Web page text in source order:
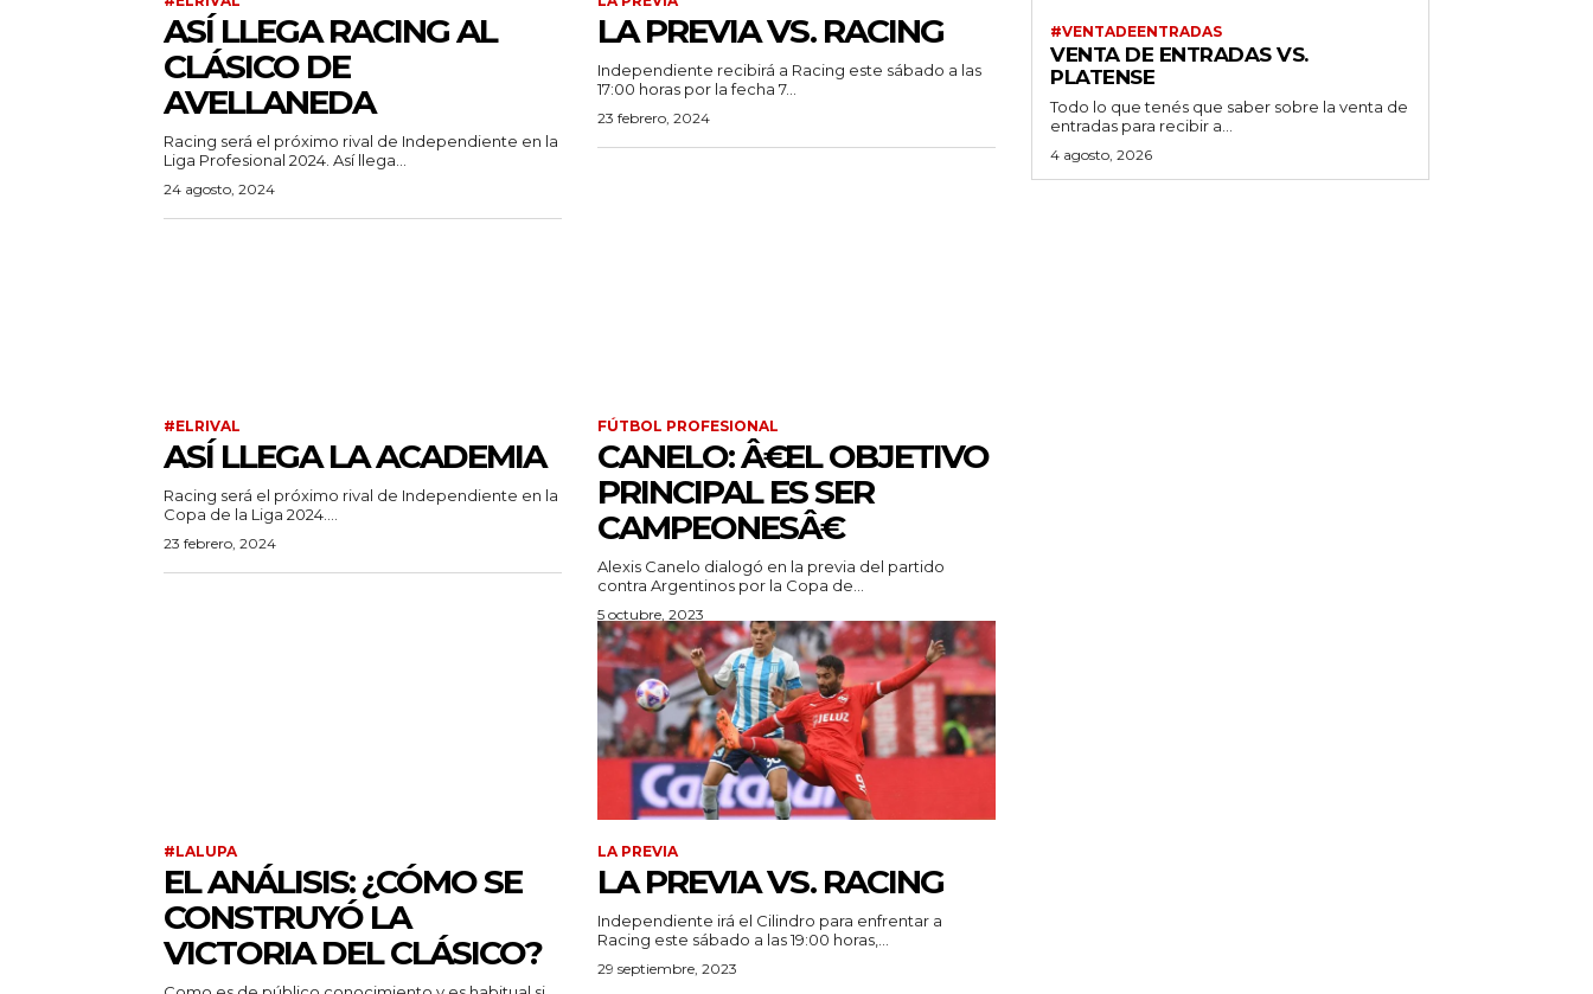
ASÍ LLEGA RACING AL
CLÁSICO DE
AVELLANEDA
Racing será el próximo rival de Independiente en la
Liga Profesional 2024. Así llega...
24 agosto, 2024
LA PREVIA VS. RACING
Independiente recibirá a Racing este sábado a las
17:00 horas por la fecha 7...
23 febrero, 2024
#ELRIVAL
ASÍ LLEGA LA ACADEMIA
Racing será el próximo rival de Independiente en la
Copa de la Liga 2024....
23 febrero, 2024
FÚTBOL PROFESIONAL
CANELO: Â€EL OBJETIVO
PRINCIPAL ES SER
CAMPEONESÂ€
Alexis Canelo dialogó en la previa del partido
contra Argentinos por la Copa de...
5 octubre, 2023
#LALUPA
EL ANÁLISIS: ¿CÓMO SE
CONSTRUYÓ LA
VICTORIA DEL CLÁSICO?
LA PREVIA
LA PREVIA VS. RACING
Independiente irá el Cilindro para enfrentar a
Racing este sábado a las 19:00 horas,...
29 septiembre, 2023
#VENTADEENTRADAS
VENTA DE ENTRADAS VS.
PLATENSE
Todo lo que tenés que saber sobre la venta de
entradas para recibir a...
4 agosto, 2026